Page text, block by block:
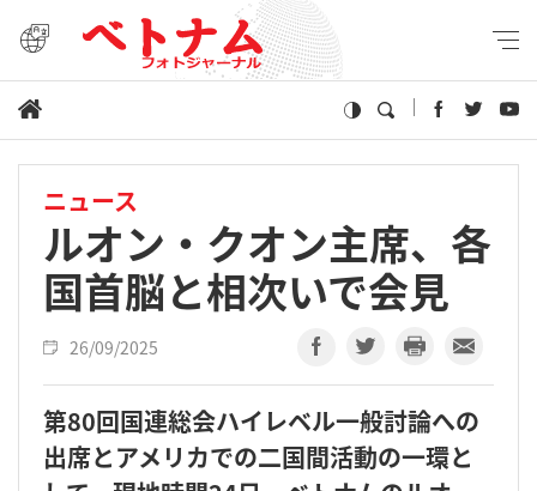
ニュース
ルオン・クオン主席、各
国首脳と相次いで会見
26/09/2025
第80回国連総会ハイレベル一般討論への
出席とアメリカでの二国間活動の一環と